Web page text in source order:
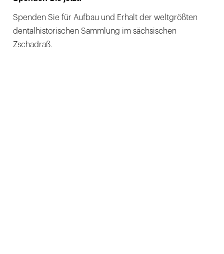
Spenden Sie für Aufbau und Erhalt der weltgrößten
dentalhistorischen Sammlung im sächsischen
Zschadraß.